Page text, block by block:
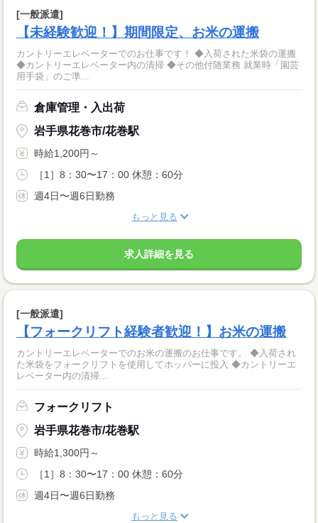
[一般派遣]
【未経験歓迎！】期間限定、お米の運搬
カントリーエレベーターでのお仕事です！ ◆入荷された米袋の運搬
◆カントリーエレベーター内の清掃 ◆その他付随業務 就業時「園芸
用手袋」のご準...
倉庫管理・入出荷
岩手県花巻市/花巻駅
時給1,200円～
［1］8：30〜17：00 休憩：60分
週4日〜週6日勤務
もっと見る
求人詳細を見る
[一般派遣]
【フォークリフト経験者歓迎！】お米の運搬
カントリーエレベーターでのお米の運搬のお仕事です。 ◆入荷され
た米袋をフォークリフトを使用してホッパーに投入 ◆カントリーエ
レベーター内の清掃...
フォークリフト
岩手県花巻市/花巻駅
時給1,300円～
［1］8：30〜17：00 休憩：60分
週4日〜週6日勤務
もっと見る